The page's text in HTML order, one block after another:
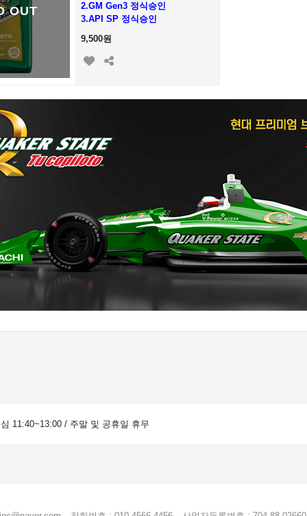
OUT
2.GM Gen3 정식승인
3.API SP 정식승인
9,500원
11:40~13:00 / 주말 및 공휴일 휴무